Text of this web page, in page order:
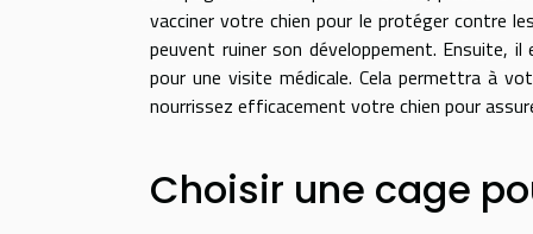
vacciner votre chien pour le protéger contre
peuvent ruiner son développement. Ensuite,
pour une visite médicale. Cela permettra à
nourrissez efficacement votre chien pour
Choisir une cage